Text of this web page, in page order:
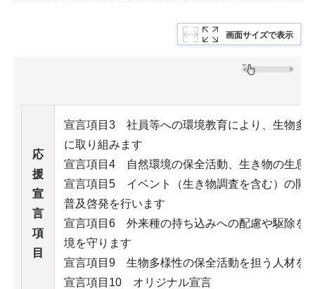
画面サイズで表示
応
援
宣
言
項
目
宣言項目3 社員等への環境教育により、生物多
に取り組みます
宣言項目4 自然環境の保全活動、生き物の生息
宣言項目5 イベント（生き物調査を含む）の開
普及啓発を行います
宣言項目6 外来種の持ち込みへの配慮や駆除を
境を守ります
宣言項目9 生物多様性の保全活動を担う人材を
宣言項目10 オリジナル宣言